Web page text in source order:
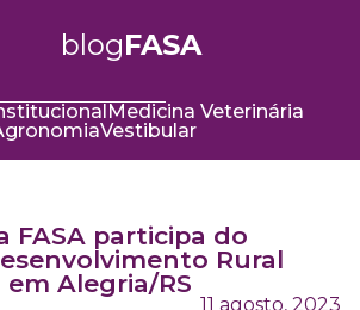
blogFASA
Medicina Veterinária
Vestibular
FASA participa do
Rural
Alegria/RS
11 agosto, 2023